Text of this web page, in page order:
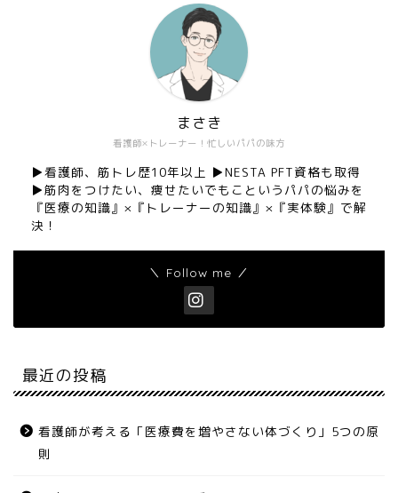
看護師×トレーナー！忙しいパパの味方
まさき
▶︎看護師、筋トレ歴10年以上 ▶︎NESTA PFT資格も取得
▶︎筋肉をつけたい、痩せたいでもこというパパの悩みを
『医療の知識』×『トレーナーの知識』×『実体験』で解
決！
＼ Follow me ／
最近の投稿
看護師が考える「医療費を増やさない体づくり」5つの原
則